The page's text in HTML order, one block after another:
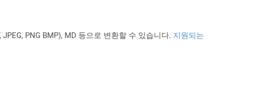
PNG BMP), MD 등으로 변환할 수 있습니다. 지원되는